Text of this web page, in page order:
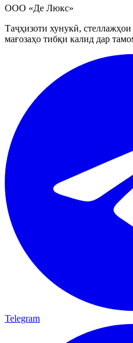
ООО «Де Люкс»
Таҷҳизоти хунукӣ,
мағозаҳо тибқи калид дар
Telegram